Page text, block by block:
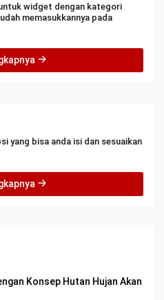
widget dengan kategori
memasukkannya pada
yang bisa anda isi dan sesuaikan
Konsep Hutan Hujan Akan